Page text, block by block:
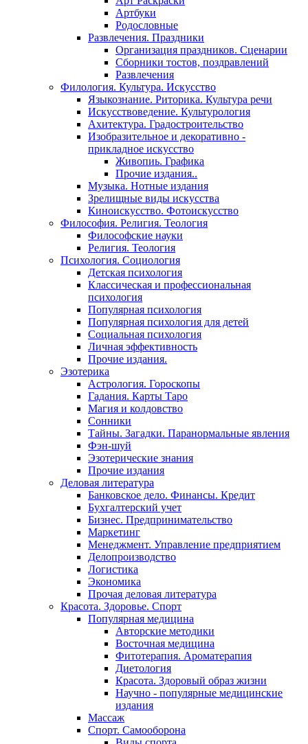
Артбуки
Родословные
Развлечения. Праздники
Организация праздников. Сценарии
Сборники тостов, поздравлений
Развлечения
Филология. Культура. Искусство
Языкознание. Риторика. Культура речи
Искусствоведение. Культурология
Ахитектура. Градостроительство
Изобразительное и декоративно -
прикладное искусство
Живопиь. Графика
Прочие издания..
Музыка. Нотные издания
Зрелищные виды искусства
Киноискусство. Фотоискусство
Философия. Религия. Теология
Философские науки
Религия. Теология
Психология. Социология
Детская психология
Классическая и профессиональная
психология
Популярная психология
Популярная психология для детей
Социальная психология
Личная эффективность
Прочие издания.
Эзотерика
Астрология. Гороскопы
Гадания. Карты Таро
Магия и колдовство
Сонники
Тайны. Загадки. Паранормальные явления
Фэн-шуй
Эзотерические знания
Прочие издания
Деловая литература
Банковское дело. Финансы. Кредит
Бухгалтерский учет
Бизнес. Предпринимательство
Маркетинг
Менеджмент. Управление предприятием
Делопроизводство
Логистика
Экономика
Прочая деловая литература
Красота. Здоровье. Спорт
Популярная медицина
Авторские методики
Восточная медицина
Фитотерапия. Ароматерапия
Диетология
Красота. Здоровый образ жизни
Научно - популярные медицинские
издания
Массаж
Спорт. Самооборона